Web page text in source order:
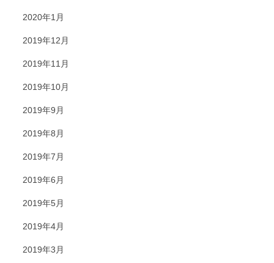
2020年1月
2019年12月
2019年11月
2019年10月
2019年9月
2019年8月
2019年7月
2019年6月
2019年5月
2019年4月
2019年3月